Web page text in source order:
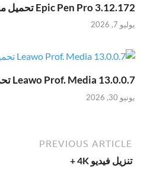
Epic Pen Pro 3.12.172 تحميل مجاني
يوليو 7, 2026
Leawo Prof. Media 13.0.0.7 تحميل مجاني
يونيو 30, 2026
PREVIOUS ARTICLE
تنزيل فيديو 4K +